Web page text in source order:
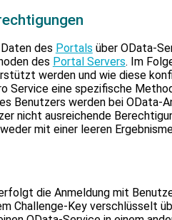
des Portals über OData-
des Portal Servers. Im
werden und wie diese
Service eine spezifische
Benutzers werden bei OData-
nicht ausreichende
mit einer leeren
die Anmeldung mit
Challenge-Key verschlüsselt